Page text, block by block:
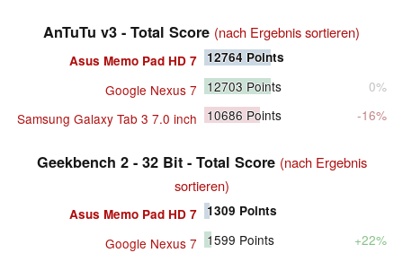
AnTuTu v3 - Total Score (nach Ergebnis sortieren)
Asus Memo Pad HD 7 12764 Points
Google Nexus 7 12703 Points
0%
Samsung Galaxy Tab 3 7.0 inch
10686 Points -16%
Geekbench 2 - 32 Bit - Total Score (nach Ergebnis
sortieren)
Asus Memo Pad HD 7 1309 Points
Google Nexus 7 1599 Points
+22%